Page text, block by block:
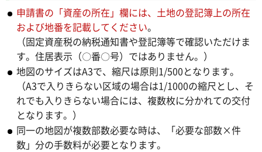
申請書の「資産の所在」欄には、土地の登記簿上の所在
および地番を記載してください。
（固定資産税の納税通知書や登記簿等で確認いただけま
す。住居表示（〇番〇号）ではありません。）
地図のサイズはA3で、縮尺は原則1/500となります。
（A3で入りきらない区域の場合は1/1000の縮尺とし、そ
れでも入りきらない場合には、複数枚に分かれての交付
となります。）
同一の地図が複数部数必要な時は、「必要な部数×件
数」分の手数料が必要となります。